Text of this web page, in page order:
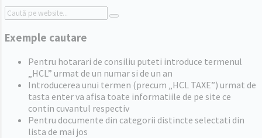
Search:
Exemple cautare
Pentru hotarari de consiliu puteti introduce termenul
„HCL” urmat de un numar si de un an
Introducerea unui termen (precum „HCL TAXE”) urmat de
tasta enter va afisa toate informatiile de pe site ce
contin cuvantul respectiv
Pentru documente din categorii distincte selectati din
lista de mai jos